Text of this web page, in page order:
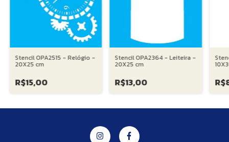
Stencil OPA2515 - Relógio -
20X25 cm
R$15,00
Stencil OPA2364 - Leiteira -
20X25 cm
R$13,00